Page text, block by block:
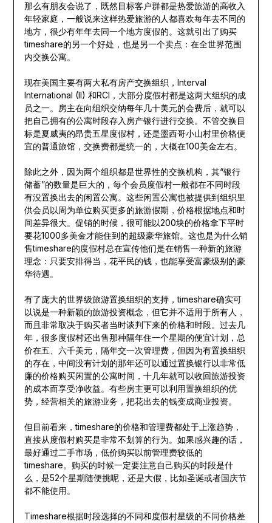
那么有朋友会说了，既然目标客户群都是热爱旅游的高收入
年轻家庭，一般说来这样热爱旅游的人都喜欢每年去不同的
地方，很少有年年去同一个地方度假的。这就引出了购买
timeshare的另一个好处，也是另一个卖点：在全世界范围
内交换公寓。
现在美国主要有两大私有房产交换组织，Interval
International (II) 和RCI，大部分度假村都是这两大组织的成
员之一。房主在向组织交纳每年几十美元的会费后，就可以
把自己拥有的公寓时段存入房产银行进行交换。不管交换目
标是夏威夷的昂贵五星度假村，还是墨西哥小山村里价格便
宜的普通旅馆，交换费都是统一的，大概在100美金左右。
除此之外，因为两个组织都是世界性的交换机构，其“银行
储蓄”的数量是巨大的，每个会员度假村一般都在不同时段
有没置换出去的闲置公寓。这些闲置公寓也被提供到组织里
供会员以周为单位购买更多的旅游假期，价格根据地点和时
间差异很大。促销的时候，很可能以200块的价格拿下平时
要花1000多美金才能住到的超级豪华旅馆。这也是为什么销
售timeshare的度假村总在宣传他们是在销售一种新的旅游
理念：只要安排得当，花平民的钱，也能享受富豪级别的豪
华待遇。
有了庞大的世界级旅游置换组织的支持，timeshare确实可
以说是一种新颖的旅游投资概念，但它并不适用于所有人，
而且非常取决于购买者当时谈判下来的价格和时段。过去几
年，很多度假村还出售那种隔年住一个星期的便宜计划，总
价在五、六千美元，隔年交一次管理费，但因为有置换组织
的存在，中间没有计划的那年还可以通过置换银行以非常低
廉的价格购买闲置的公寓时间，十几年就可以收回旅游投资
的成本而享受净收益。有些房主更可以利用置换组织的优
势，经营相关的旅游业务，把花出去的钱变成商业投资。
但目前看来，timeshare的价格和管理费都处于上涨趋势，
直接从度假村购买是非常不划算的行为。如果感兴趣的话，
最好通过二手市场，低价购买以前管理费较低的
timeshare。购买的时候一定要注意自己购买的时段是什
么，是52个星期随便挑呢，还是大假，比如圣诞或者国庆节
都不能使用。
Timeshare根据时段选择的不同和度假村星级的不同价格差